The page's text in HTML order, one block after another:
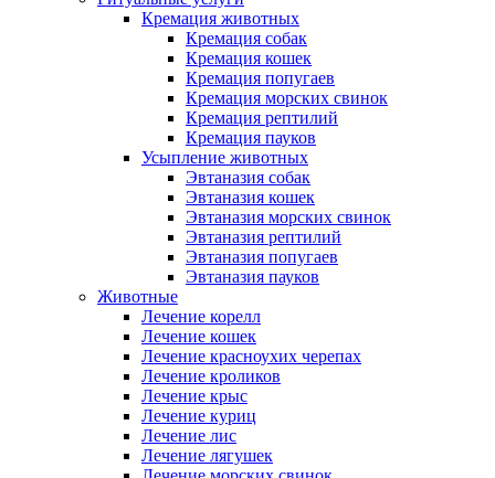
Кремация животных
Кремация собак
Кремация кошек
Кремация попугаев
Кремация морских свинок
Кремация рептилий
Кремация пауков
Усыпление животных
Эвтаназия собак
Эвтаназия кошек
Эвтаназия морских свинок
Эвтаназия рептилий
Эвтаназия попугаев
Эвтаназия пауков
Животные
Лечение корелл
Лечение кошек
Лечение красноухих черепах
Лечение кроликов
Лечение крыс
Лечение куриц
Лечение лис
Лечение лягушек